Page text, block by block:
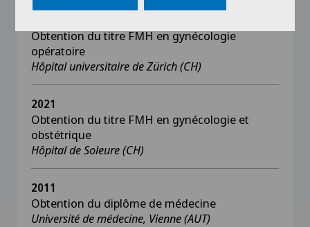
Obtention du titre FMH en gynécologie
opératoire
Hôpital universitaire de Zürich (CH)
2021
Obtention du titre FMH en gynécologie et
obstétrique
Hôpital de Soleure (CH)
2011
Obtention du diplôme de médecine
Université de médecine, Vienne (AUT)